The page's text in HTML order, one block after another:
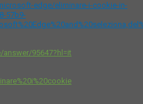
edge/eliminare-i-cookie-in-
57b9-
95647?hl=it